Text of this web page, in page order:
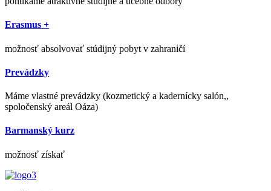
Erasmus +
možnosť absolvovať stúdijný pobyt v zahraničí
Prevádzky
Máme vlastné prevádzky (kozmetický a kadernícky salón,,
spoločenský areál Oáza)
Barmanský kurz
možnosť získať